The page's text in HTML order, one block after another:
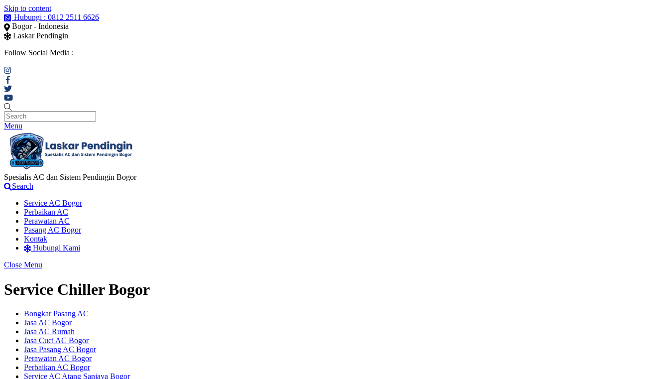
Skip to content
Hubungi : 0812 2511 6626
Bogor - Indonesia
Laskar Pendingin
Follow Social Media :
Menu
Spesialis AC dan Sistem Pendingin Bogor
Search
Service AC Bogor
Perbaikan AC
Perawatan AC
Pasang AC Bogor
Kontak
Hubungi Kami
Close Menu
Service Chiller Bogor
Bongkar Pasang AC
Jasa AC Bogor
Jasa AC Rumah
Jasa Cuci AC Bogor
Jasa Pasang AC Bogor
Perawatan AC Bogor
Perbaikan AC Bogor
Service AC Atang Sanjaya Bogor